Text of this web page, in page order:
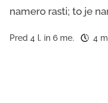
namero rasti; to je
Pred 4 l. in 6 me. 4